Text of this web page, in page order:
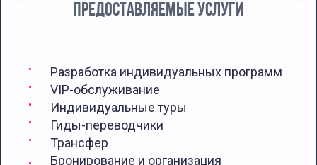
ПРЕДОСТАВЛЯЕМЫЕ УСЛУГИ
Разработка индивидуальных программ
VIP-обслуживание
Индивидуальные туры
Гиды-переводчики
Трансфер
Бронирование и организация